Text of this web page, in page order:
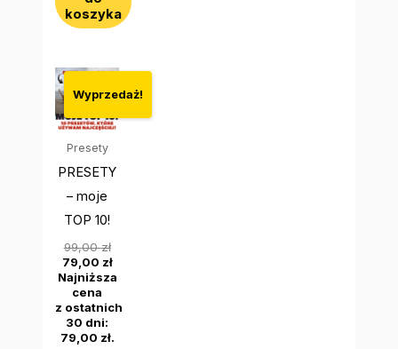
koszyka
Wyprzedaż!
Presety
PRESETY
– moje
TOP 10!
99,00zł
Pierwotna
cena
99,00 zł.
79,00 zł
Aktualna
cena
79,00 zł.
Najniższa
cena
z ostatnich
30 dni:
79,00 zł.